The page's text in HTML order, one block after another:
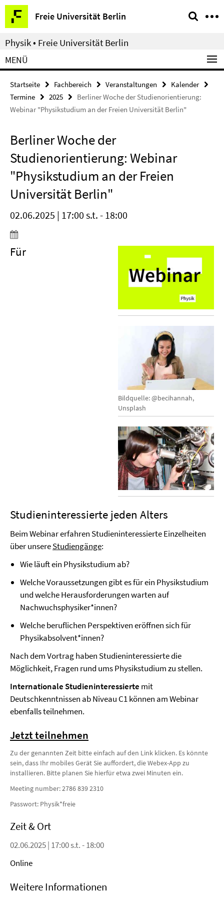
Springe
direkt
zu
Inhalt
Freie Universität Berlin
Service-
Navigation
Physik • Freie Universität Berlin
MENÜ
Startseite Fachbereich Veranstaltungen
Kalender
Termine
2025
Berliner Woche der Studienorientierung:
Webinar "Physikstudium an der Freien Universität Berlin"
Berliner Woche der
Studienorientierung: Webinar
"Physikstudium an der Freien
Universität Berlin"
02.06.2025 | 17:00 s.t. - 18:00
Bildquelle: @becihannah,
Unsplash
Für
Studieninteressierte jeden Alters
Beim Webinar erfahren Studieninteressierte Einzelheiten
über unsereStudiengänge:
Wie läuft ein Physikstudium ab?
Welche Voraussetzungen gibt es für ein Physikstudium
und welche Herausforderungen warten auf
Nachwuchsphysiker*innen?
Welche beruflichen Perspektiven eröffnen sich für
Physikabsolvent*innen?
Nach dem Vortrag haben Studieninteressierte die
Möglichkeit, Fragen rund ums Physikstudium zu stellen.
Internationale Studieninteressierte mit
Deutschkenntnissen ab Niveau C1 können am Webinar
ebenfalls teilnehmen.
Jetzt teilnehmen
Zu der genannten Zeit bitte einfach auf den Link klicken. Es könnte
sein, dass Ihr mobiles Gerät Sie auffordert, die Webex-App zu
installieren. Bitte planen Sie hierfür etwa zwei Minuten ein.
Meeting number: 2786 839 2310
Passwort: Physik*freie
Zeit & Ort
02.06.2025 | 17:00 s.t. - 18:00
Online
Weitere Informationen